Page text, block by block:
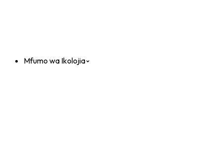
Mfumo wa Ikolojia